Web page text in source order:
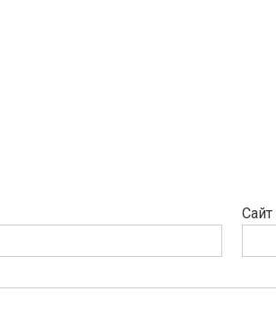
Сайт